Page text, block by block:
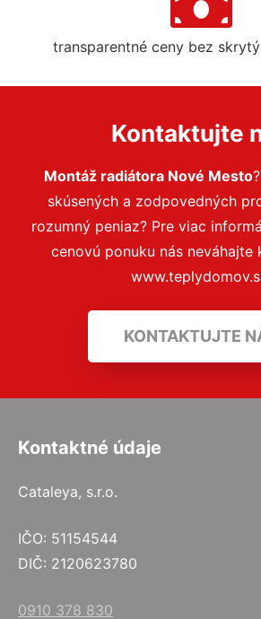
transparentné ceny bez
Kontaktujte
Montáž radiátora Nové Mesto
skúsených a zodpovedných
rozumný peniaz? Pre viac
cenovú ponuku nás neváhajte
KONTAKTUJTE
Kontaktné údaje
Cataleya, s.r.o.
IČO: 51154544
DIČ: 2120623780
0910 378 830